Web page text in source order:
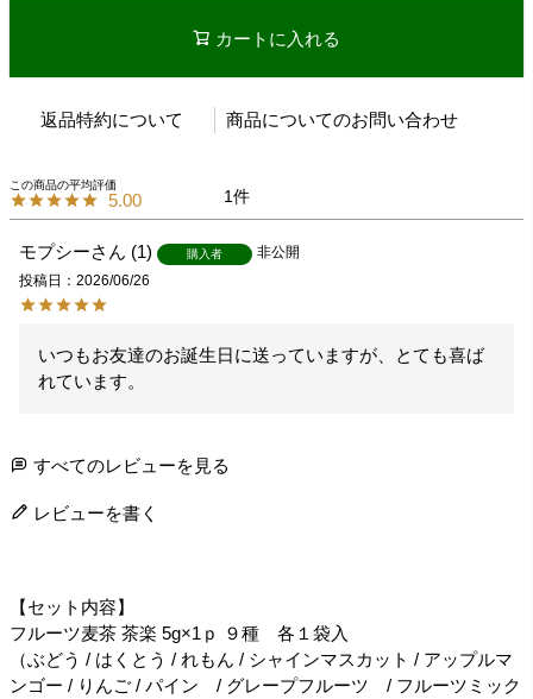
カートに入れる
返品特約について 商品についてのお問い合わせ
5.00 1
モプシー 1 購入者
非公開
投稿日
2026/06/26
いつもお友達のお誕生日に送っていますが、とても喜ば
れています。
すべてのレビューを見る
レビューを書く
【セット内容】
フルーツ麦茶 茶楽 5g×1ｐ ９種 各１袋入
（ぶどう / はくとう / れもん / シャインマスカット / アップルマ
ンゴー / りんご / パイン / グレープフルーツ / フルーツミック